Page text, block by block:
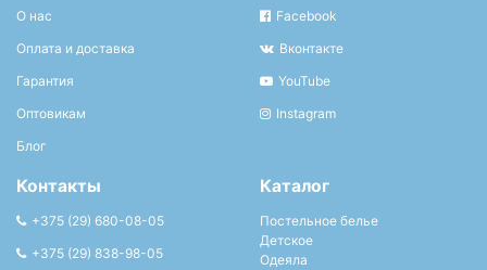
О нас
Оплата и доставка
Гарантия
Оптовикам
Блог
Facebook
Вконтакте
YouTube
Instagram
Контакты
+375 (29) 680-08-05
+375 (29) 838-98-05
Каталог
Постельное белье
Детское
Одеяла